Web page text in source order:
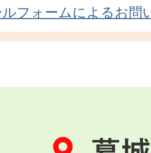
ルフォームによるお問
葛